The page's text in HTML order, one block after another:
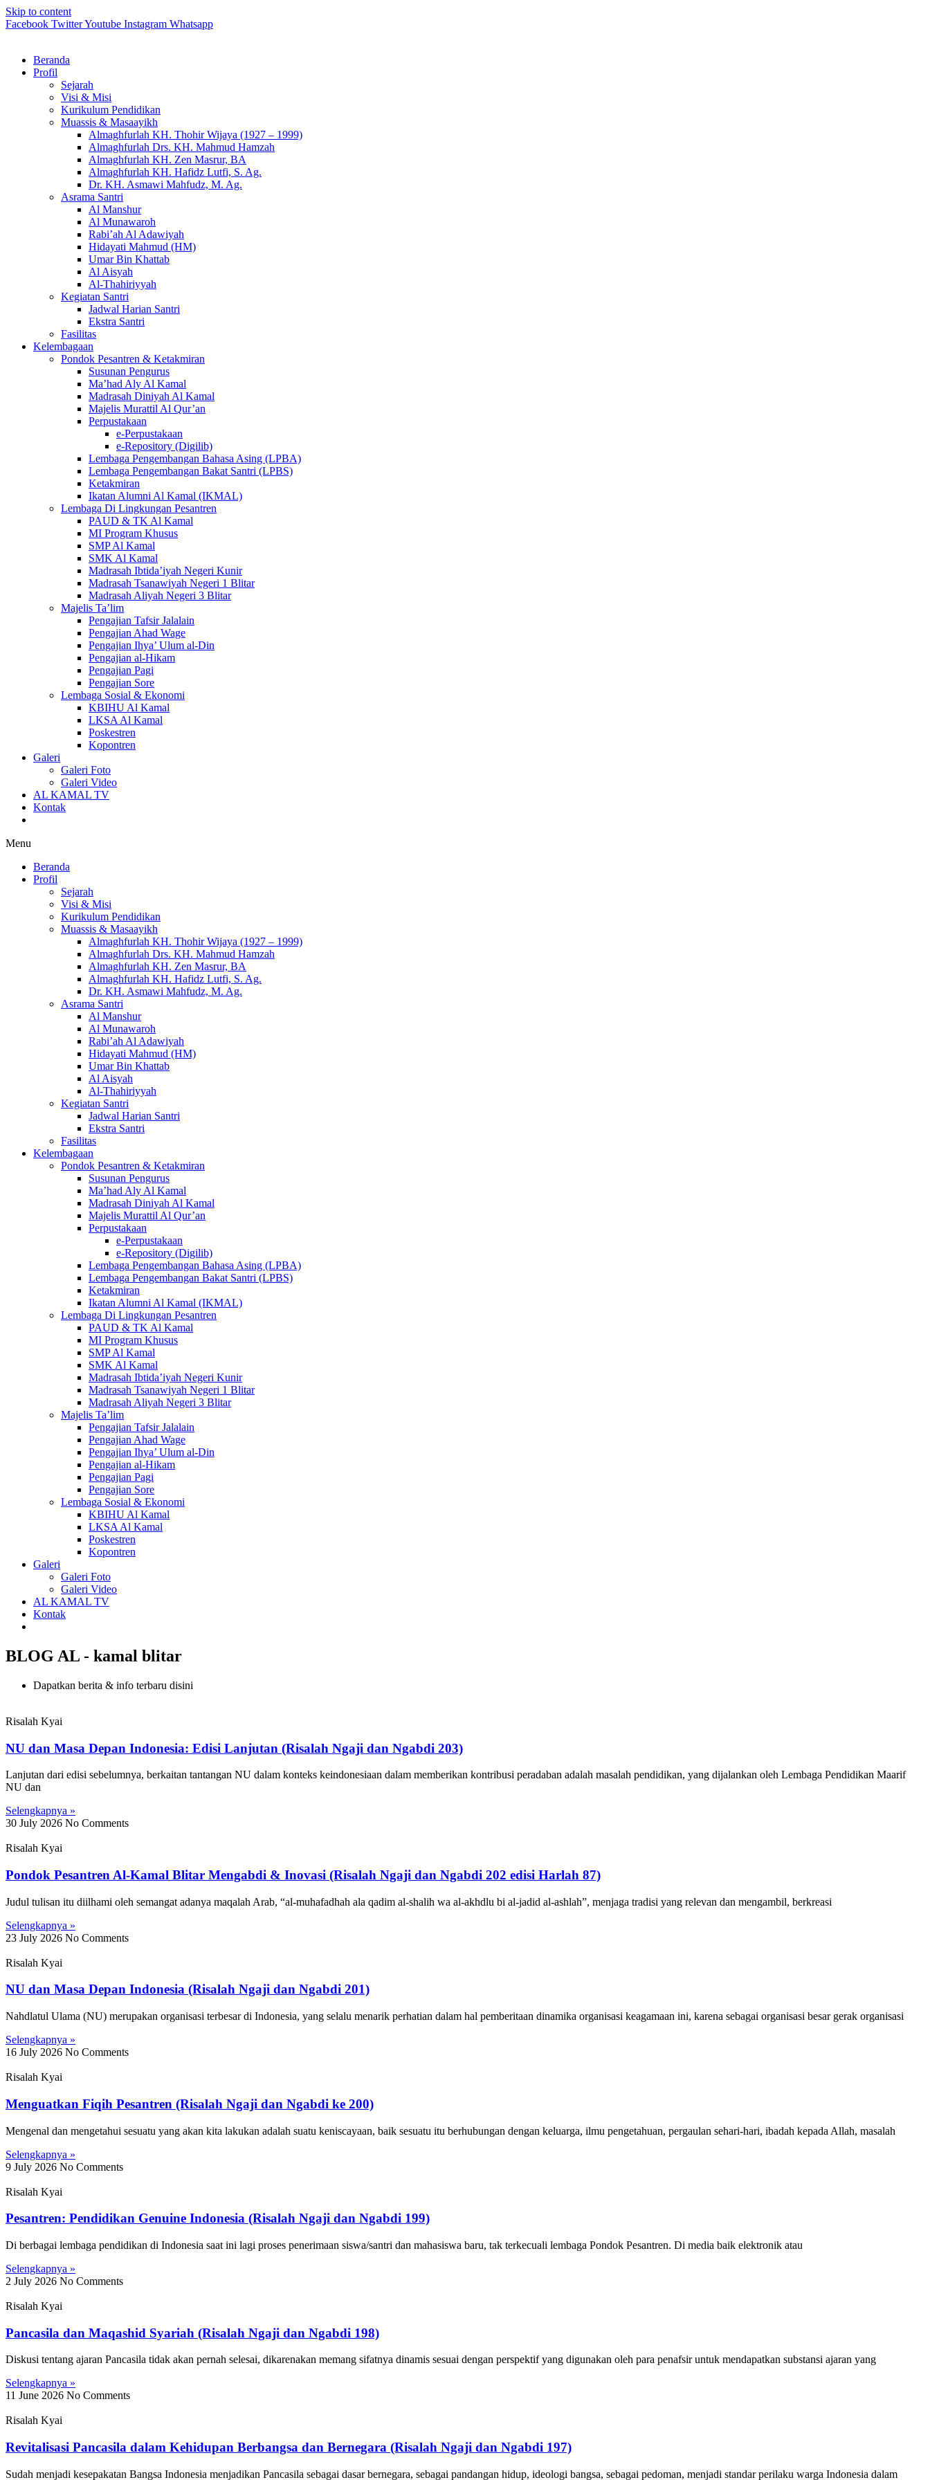
Skip to content
Facebook TwitterYoutube Instagram Whatsapp
Beranda
Profil
Sejarah
Visi & Misi
Kurikulum Pendidikan
Muassis & Masaayikh
Almaghfurlah KH. Thohir Wijaya (1927 – 1999)
Almaghfurlah Drs. KH. Mahmud Hamzah
Almaghfurlah KH. Zen Masrur, BA
Almaghfurlah KH. Hafidz Lutfi, S. Ag.
Dr. KH. Asmawi Mahfudz, M. Ag.
Asrama Santri
Al Manshur
Al Munawaroh
Rabi’ah Al Adawiyah
Hidayati Mahmud (HM)
Umar Bin Khattab
Al Aisyah
Al-Thahiriyyah
Kegiatan Santri
Jadwal Harian Santri
Ekstra Santri
Fasilitas
Kelembagaan
Pondok Pesantren & Ketakmiran
Susunan Pengurus
Ma’had Aly Al Kamal
Madrasah Diniyah Al Kamal
Majelis Murattil Al Qur’an
Perpustakaan
e-Perpustakaan
e-Repository (Digilib)
Lembaga Pengembangan Bahasa Asing (LPBA)
Lembaga Pengembangan Bakat Santri (LPBS)
Ketakmiran
Ikatan Alumni Al Kamal (IKMAL)
Lembaga Di Lingkungan Pesantren
PAUD & TK Al Kamal
MI Program Khusus
SMP Al Kamal
SMK Al Kamal
Madrasah Ibtida’iyah Negeri Kunir
Madrasah Tsanawiyah Negeri 1 Blitar
Madrasah Aliyah Negeri 3 Blitar
Majelis Ta’lim
Pengajian Tafsir Jalalain
Pengajian Ahad Wage
Pengajian Ihya’ Ulum al-Din
Pengajian al-Hikam
Pengajian Pagi
Pengajian Sore
Lembaga Sosial & Ekonomi
KBIHU Al Kamal
LKSA Al Kamal
Poskestren
Kopontren
Galeri
Galeri Foto
Galeri Video
AL KAMAL TV
Kontak
Menu
Beranda
Profil
Sejarah
Visi & Misi
Kurikulum Pendidikan
Muassis & Masaayikh
Almaghfurlah KH. Thohir Wijaya (1927 – 1999)
Almaghfurlah Drs. KH. Mahmud Hamzah
Almaghfurlah KH. Zen Masrur, BA
Almaghfurlah KH. Hafidz Lutfi, S. Ag.
Dr. KH. Asmawi Mahfudz, M. Ag.
Asrama Santri
Al Manshur
Al Munawaroh
Rabi’ah Al Adawiyah
Hidayati Mahmud (HM)
Umar Bin Khattab
Al Aisyah
Al-Thahiriyyah
Kegiatan Santri
Jadwal Harian Santri
Ekstra Santri
Fasilitas
Kelembagaan
Pondok Pesantren & Ketakmiran
Susunan Pengurus
Ma’had Aly Al Kamal
Madrasah Diniyah Al Kamal
Majelis Murattil Al Qur’an
Perpustakaan
e-Perpustakaan
e-Repository (Digilib)
Lembaga Pengembangan Bahasa Asing (LPBA)
Lembaga Pengembangan Bakat Santri (LPBS)
Ketakmiran
Ikatan Alumni Al Kamal (IKMAL)
Lembaga Di Lingkungan Pesantren
PAUD & TK Al Kamal
MI Program Khusus
SMP Al Kamal
SMK Al Kamal
Madrasah Ibtida’iyah Negeri Kunir
Madrasah Tsanawiyah Negeri 1 Blitar
Madrasah Aliyah Negeri 3 Blitar
Majelis Ta’lim
Pengajian Tafsir Jalalain
Pengajian Ahad Wage
Pengajian Ihya’ Ulum al-Din
Pengajian al-Hikam
Pengajian Pagi
Pengajian Sore
Lembaga Sosial & Ekonomi
KBIHU Al Kamal
LKSA Al Kamal
Poskestren
Kopontren
Galeri
Galeri Foto
Galeri Video
AL KAMAL TV
Kontak
BLOG AL - kamal blitar
Dapatkan berita & info terbaru disini
Risalah Kyai
NU dan Masa Depan Indonesia: Edisi Lanjutan (Risalah Ngaji dan Ngabdi 203)
Lanjutan dari edisi sebelumnya, berkaitan tantangan NU dalam konteks keindonesiaan dalam memberikan kontribusi peradaban adalah masalah pendidikan, yang dijalankan oleh Lembaga Pendidikan Maarif
NU dan
Selengkapnya »
30 July 2026 No Comments
Risalah Kyai
Pondok Pesantren Al-Kamal Blitar Mengabdi & Inovasi (Risalah Ngaji dan Ngabdi 202 edisi Harlah 87)
Judul tulisan itu diilhami oleh semangat adanya maqalah Arab, “al-muhafadhah ala qadim al-shalih wa al-akhdlu bi al-jadid al-ashlah”, menjaga tradisi yang relevan dan mengambil, berkreasi
Selengkapnya »
23 July 2026 No Comments
Risalah Kyai
NU dan Masa Depan Indonesia (Risalah Ngaji dan Ngabdi 201)
Nahdlatul Ulama (NU) merupakan organisasi terbesar di Indonesia, yang selalu menarik perhatian dalam hal pemberitaan dinamika organisasi keagamaan ini, karena sebagai organisasi besar gerak organisasi
Selengkapnya »
16 July 2026 No Comments
Risalah Kyai
Menguatkan Fiqih Pesantren (Risalah Ngaji dan Ngabdi ke 200)
Mengenal dan mengetahui sesuatu yang akan kita lakukan adalah suatu keniscayaan, baik sesuatu itu berhubungan dengan keluarga, ilmu pengetahuan, pergaulan sehari-hari, ibadah kepada Allah, masalah
Selengkapnya »
9 July 2026 No Comments
Risalah Kyai
Pesantren: Pendidikan Genuine Indonesia (Risalah Ngaji dan Ngabdi 199)
Di berbagai lembaga pendidikan di Indonesia saat ini lagi proses penerimaan siswa/santri dan mahasiswa baru, tak terkecuali lembaga Pondok Pesantren. Di media baik elektronik atau
Selengkapnya »
2 July 2026 No Comments
Risalah Kyai
Pancasila dan Maqashid Syariah (Risalah Ngaji dan Ngabdi 198)
Diskusi tentang ajaran Pancasila tidak akan pernah selesai, dikarenakan memang sifatnya dinamis sesuai dengan perspektif yang digunakan oleh para penafsir untuk mendapatkan substansi ajaran yang
Selengkapnya »
11 June 2026 No Comments
Risalah Kyai
Revitalisasi Pancasila dalam Kehidupan Berbangsa dan Bernegara (Risalah Ngaji dan Ngabdi 197)
Sudah menjadi kesepakatan Bangsa Indonesia menjadikan Pancasila sebagai dasar bernegara, sebagai pandangan hidup, ideologi bangsa, sebagai pedoman, menjadi standar perilaku warga Indonesia dalam